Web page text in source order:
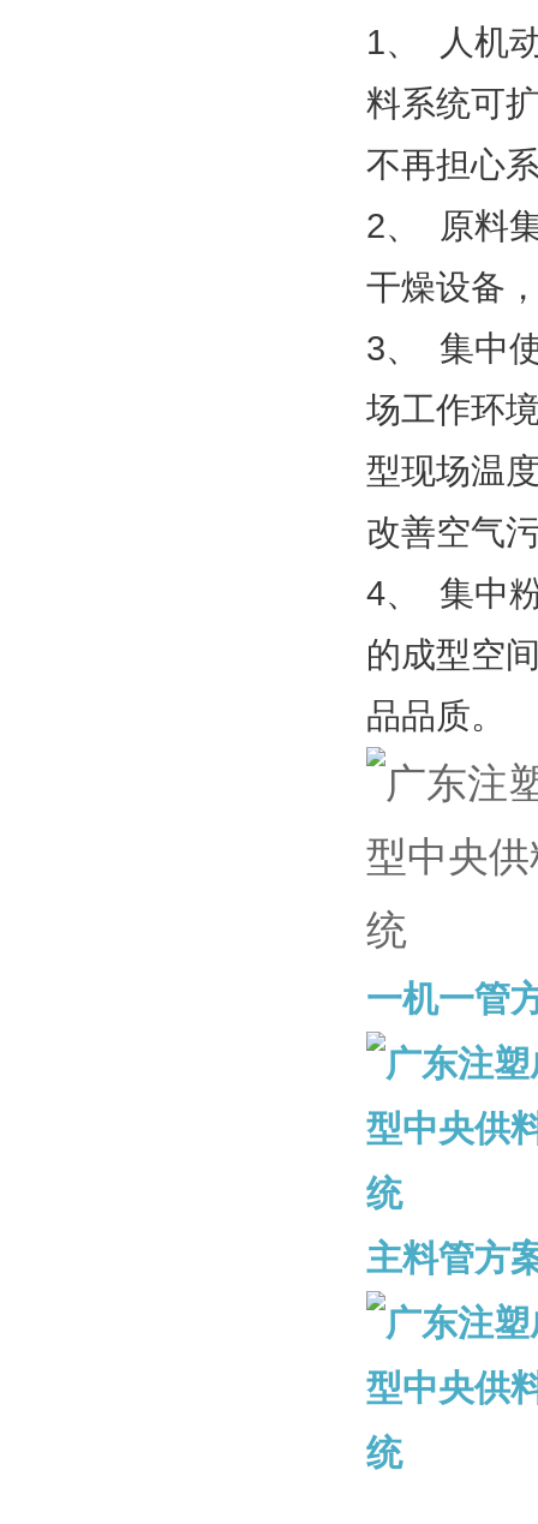
1、
人机
料系统可
不再担心
2、
原料
干燥设备
3、
集中
场工作环
型现场温
改善空气
4、
集中
的成型空
品品质。
一机一管
主料管方